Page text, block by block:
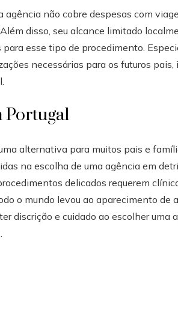
não cobre despesas com
disso, seu alcance limitado
esse tipo de procedimento.
necessárias para os futuros pais,
Portugal
alternativa para muitos pais e
na escolha de uma agência em
delicados requerem
o mundo levou ao aparecimento de
discrição e cuidado ao escolher uma